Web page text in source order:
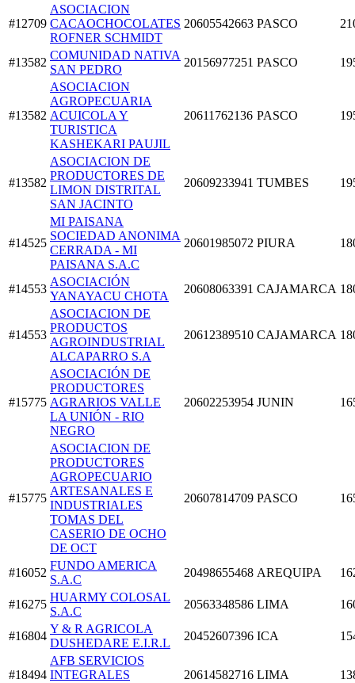
#12709
ASOCIACION
CACAOCHOCOLATES
ROFNER SCHMIDT
20605542663 PASCO
#13582
COMUNIDAD NATIVA
SAN PEDRO
20156977251 PASCO
#13582
ASOCIACION
AGROPECUARIA
ACUICOLA Y
TURISTICA
KASHEKARI PAUJIL
20611762136 PASCO
#13582
ASOCIACION DE
PRODUCTORES DE
LIMON DISTRITAL
SAN JACINTO
20609233941 TUMBES
#14525
MI PAISANA
SOCIEDAD ANONIMA
CERRADA - MI
PAISANA S.A.C
20601985072 PIURA
#14553
ASOCIACIÓN
YANAYACU CHOTA
20608063391 CAJAMARCA
#14553
ASOCIACION DE
PRODUCTOS
AGROINDUSTRIAL
ALCAPARRO S.A
20612389510 CAJAMARCA
#15775
ASOCIACIÓN DE
PRODUCTORES
AGRARIOS VALLE
LA UNIÓN - RIO
NEGRO
20602253954 JUNIN
#15775
ASOCIACION DE
PRODUCTORES
AGROPECUARIO
ARTESANALES E
INDUSTRIALES
TOMAS DEL
CASERIO DE OCHO
DE OCT
20607814709 PASCO
#16052
FUNDO AMERICA
S.A.C
20498655468 AREQUIPA
#16275
HUARMY COLOSAL
S.A.C
20563348586 LIMA
#16804
Y & R AGRICOLA
DUSHEDARE E.I.R.L
20452607396 ICA
#18494
AFB SERVICIOS
INTEGRALES
20614582716 LIMA